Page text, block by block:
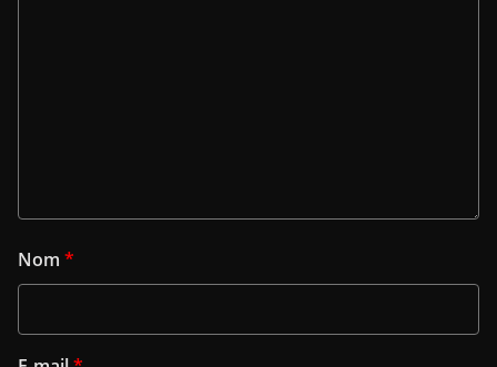
Nom *